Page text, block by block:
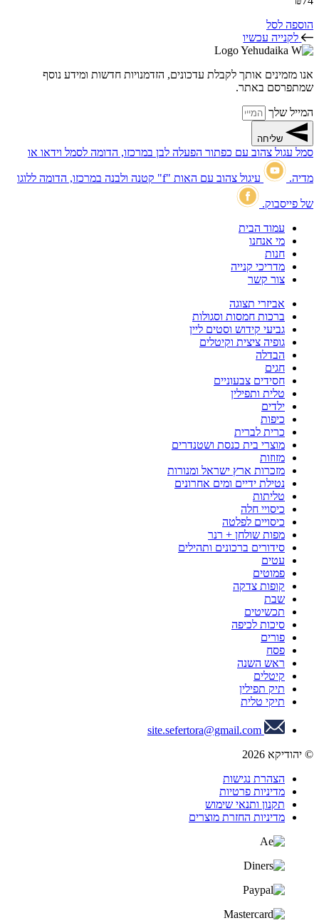
הוספה לסל
לקנייה עכשיו
אנו מזמינים אותך לקבלת עדכונים, הזדמנויות חדשות ומידע נוסף
שמתפרסם באתר.
המייל שלך
שליחה
סמל עגול צהוב עם כפתור הפעלה לבן במרכזו, הדומה לסמל וידאו או
מדיה. עיגול צהוב עם האות "f" קטנה ולבנה במרכזו, הדומה ללוגו
של פייסבוק.
עמוד הבית
מי אנחנו
חנות
מדריכי קנייה
צור קשר
אביזרי תצוגה
ברכות חמסות וסגולות
גביעי קידוש וסטים ליין
גופיה ציצית וקיטלים
הבדלה
חגים
חסידים צבעוניים
טלית ותפילין
ילדים
כיפות
כרית לברית
מוצרי בית כנסת ושטנדרים
מזוזות
מזכרות ארץ ישראל ומנורות
נטילת ידיים ומים אחרונים
טליתות
כיסויי חלה
כיסויים לפלטה
מפות שולחן + רנר
סידורים ברכונים ותהילים
עטים
פמוטים
קופות צדקה
שבת
תכשיטים
סיכות לכיפה
פורים
פסח
ראש השנה
קיטלים
תיק תפילין
תיקי טלית
site.sefertora@gmail.com
© יהודיקא 2026
הצהרת נגישות
מדיניות פרטיות
תקנון ותנאי שימוש
מדיניות החזרת מוצרים